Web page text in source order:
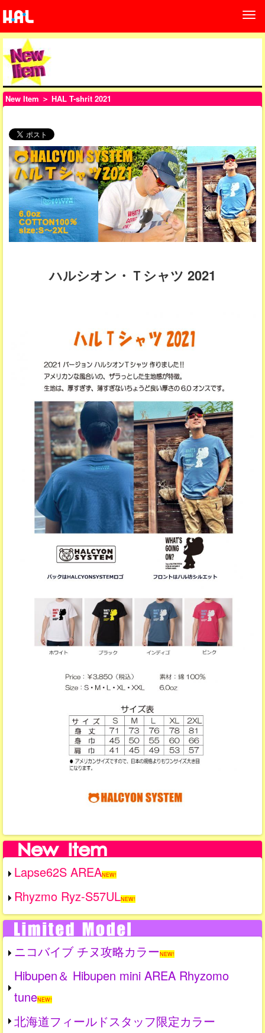
New Item ＞ HAL T-shrit 2021
ハルシオン・Ｔシャツ 2021
Lapse62S AREANEW!
Rhyzmo Ryz-S57ULNEW!
ニコバイブ チヌ攻略カラーNEW!
Hibupen＆ Hibupen mini AREA Rhyzomo
tuneNEW!
北海道フィールドスタッフ限定カラー